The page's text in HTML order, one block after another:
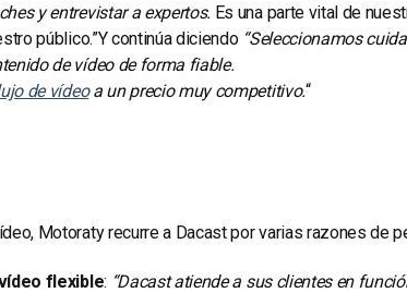
y entrevistar a expertos. Es una parte vital de
público.”Y continúa diciendo “Seleccionamos
de vídeo de forma fiable.
de vídeoa un precio muy competitivo.“
Motoraty recurre a Dacast por varias razones de
flexible: “Dacast atiende a sus clientes en